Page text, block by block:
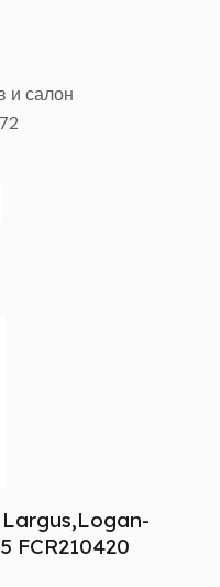
и салон
Largus,Logan-
FCR210420